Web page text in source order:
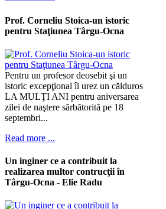
Prof. Corneliu Stoica-un istoric
pentru Staţiunea Târgu-Ocna
Pentru un profesor deosebit şi un
istoric excepţional îi urez un călduros
LA MULŢI ANI pentru aniversarea
zilei de naştere sărbătorită pe 18
septembri...
Read more ...
Un inginer ce a contribuit la
realizarea multor contrucţii în
Târgu-Ocna - Elie Radu